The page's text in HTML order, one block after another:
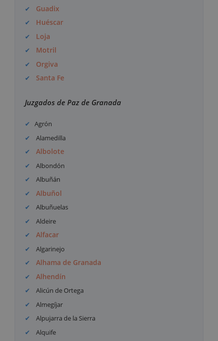
Guadix
Huéscar
Loja
Motril
Orgiva
Santa Fe
Juzgados de Paz de Granada
Agrón
Alamedilla
Albolote
Albondón
Albuñán
Albuñol
Albuñuelas
Aldeire
Alfacar
Algarinejo
Alhama de Granada
Alhendín
Alicún de Ortega
Almegíjar
Alpujarra de la Sierra
Alquife